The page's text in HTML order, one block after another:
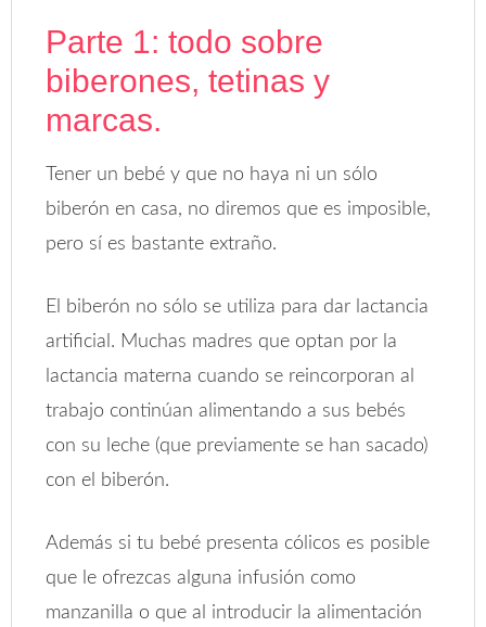
Parte 1: todo sobre
biberones, tetinas y
marcas.
Tener un bebé y que no haya ni un sólo
biberón en casa, no diremos que es imposible,
pero sí es bastante extraño.
El biberón no sólo se utiliza para dar lactancia
artificial. Muchas madres que optan por la
lactancia materna cuando se reincorporan al
trabajo continúan alimentando a sus bebés
con su leche (que previamente se han sacado)
con el biberón.
Además si tu bebé presenta cólicos es posible
que le ofrezcas alguna infusión como
manzanilla o que al introducir la alimentación